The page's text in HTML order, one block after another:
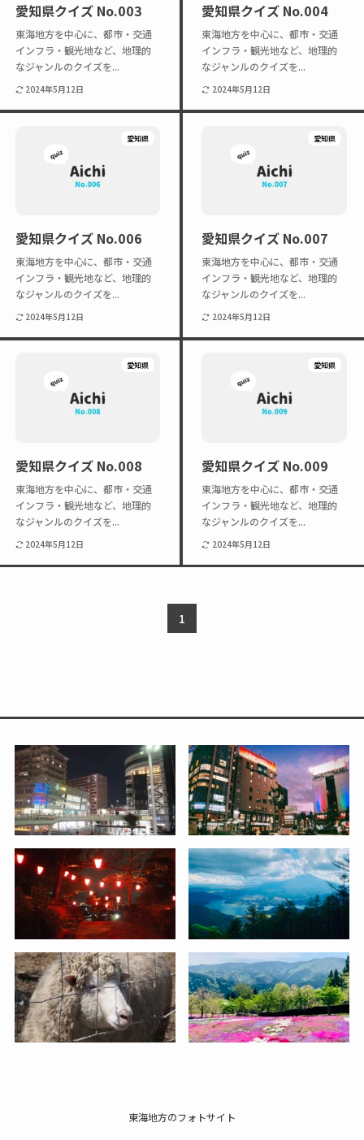
愛知県クイズ No.003
東海地方を中心に、都市・交通
インフラ・観光地など、地理的
なジャンルのクイズを...
2024年5月12日
愛知県クイズ No.004
東海地方を中心に、都市・交通
インフラ・観光地など、地理的
なジャンルのクイズを...
2024年5月12日
愛知県
愛知県クイズ No.006
東海地方を中心に、都市・交通
インフラ・観光地など、地理的
なジャンルのクイズを...
2024年5月12日
愛知県
愛知県クイズ No.007
東海地方を中心に、都市・交通
インフラ・観光地など、地理的
なジャンルのクイズを...
2024年5月12日
愛知県
愛知県クイズ No.008
東海地方を中心に、都市・交通
インフラ・観光地など、地理的
なジャンルのクイズを...
2024年5月12日
愛知県
愛知県クイズ No.009
東海地方を中心に、都市・交通
インフラ・観光地など、地理的
なジャンルのクイズを...
2024年5月12日
1
東海地方のフォトサイト